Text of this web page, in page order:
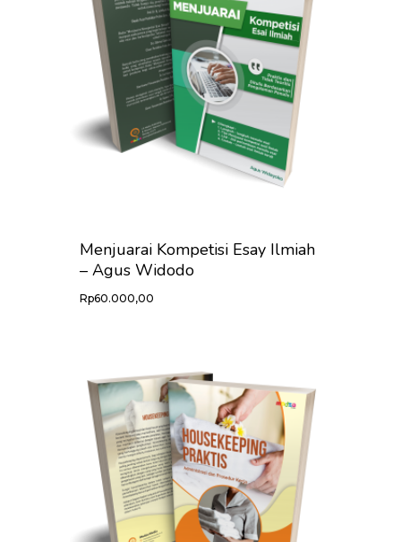
Menjuarai Kompetisi Esay Ilmiah
– Agus Widodo
Rp60.000,00